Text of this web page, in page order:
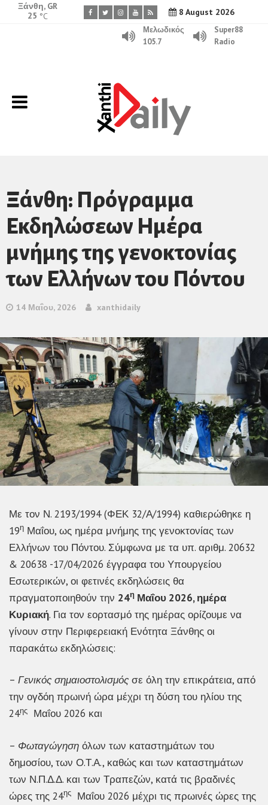
8 August 2026
Ξάνθη, GR
25 °C
Μελωδικός
105.7
Super88
Radio
Ξάνθη: Πρόγραμμα
Εκδηλώσεων Ημέρα
μνήμης της γενοκτονίας
των Ελλήνων του Πόντου
14 Μαΐου, 2026 xanthidaily
Με τον Ν. 2193/1994 (ΦΕΚ 32/Α/1994) καθιερώθηκε η
19η Μαΐου, ως ημέρα μνήμης της γενοκτονίας των
Ελλήνων του Πόντου. Σύμφωνα με τα υπ. αριθμ. 20632
& 20638 -17/04/2026 έγγραφα του Υπουργείου
Εσωτερικών, οι φετινές εκδηλώσεις θα
πραγματοποιηθούν την 24η Μαΐου 2026, ημέρα
Κυριακή. Για τον εορτασμό της ημέρας ορίζουμε να
γίνουν στην Περιφερειακή Ενότητα Ξάνθης οι
παρακάτω εκδηλώσεις:
– Γενικός σημαιοστολισμός σε όλη την επικράτεια, από
την ογδόη πρωινή ώρα μέχρι τη δύση του ηλίου της
24ης Μαΐου 2026 και
– Φωταγώγηση όλων των καταστημάτων του
δημοσίου, των Ο.Τ.Α., καθώς και των καταστημάτων
των Ν.Π.Δ.Δ. και των Τραπεζών, κατά τις βραδινές
ώρες της 24ης
Μαΐου 2026 μέχρι τις πρωινές ώρες της